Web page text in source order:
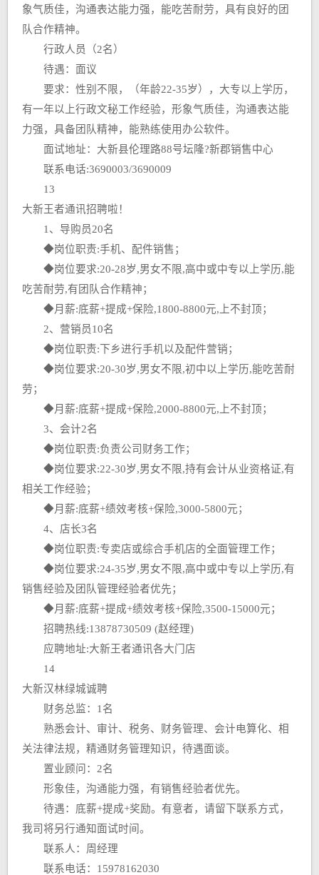
象气质佳，沟通表达能力强，能吃苦耐劳，具有良好的团
队合作精神。
行政人员（2名）
待遇：面议
要求：性别不限，（年龄22-35岁），大专以上学历，
有一年以上行政文秘工作经验，形象气质佳，沟通表达能
力强，具备团队精神，能熟练使用办公软件。
面试地址：大新县伦理路88号坛隆?新郡销售中心
联系电话:3690003/3690009
13
大新王者通讯招聘啦！
1、导购员20名
◆岗位职责:手机、配件销售；
◆岗位要求:20-28岁,男女不限,高中或中专以上学历,能
吃苦耐劳,有团队合作精神；
◆月薪:底薪+提成+保险,1800-8800元,上不封顶；
2、营销员10名
◆岗位职责:下乡进行手机以及配件营销；
◆岗位要求:20-30岁,男女不限,初中以上学历,能吃苦耐
劳；
◆月薪:底薪+提成+保险,2000-8800元,上不封顶；
3、会计2名
◆岗位职责:负责公司财务工作；
◆岗位要求:22-30岁,男女不限,持有会计从业资格证,有
相关工作经验；
◆月薪:底薪+绩效考核+保险,3000-5800元；
4、店长3名
◆岗位职责:专卖店或综合手机店的全面管理工作；
◆岗位要求:24-35岁,男女不限,高中或中专以上学历,有
销售经验及团队管理经验者优先；
◆月薪:底薪+提成+绩效考核+保险,3500-15000元；
招聘热线:13878730509 (赵经理)
应聘地址:大新王者通讯各大门店
14
大新汉林绿城诚聘
财务总监：1名
熟悉会计、审计、税务、财务管理、会计电算化、相
关法律法规，精通财务管理知识，待遇面谈。
置业顾问：2名
形象佳，沟通能力强，有销售经验者优先。
待遇：底薪+提成+奖励。有意者，请留下联系方式，
我司将另行通知面试时间。
联系人：周经理
联系电话：15978162030